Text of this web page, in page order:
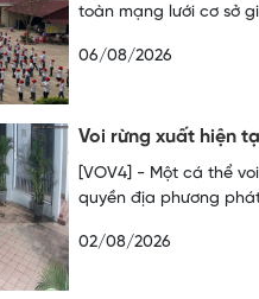
toàn mạng lưới cơ sở
06/08/2026
Voi rừng xuất hiện
[VOV4] - Một cá thể
quyền địa phương
02/08/2026